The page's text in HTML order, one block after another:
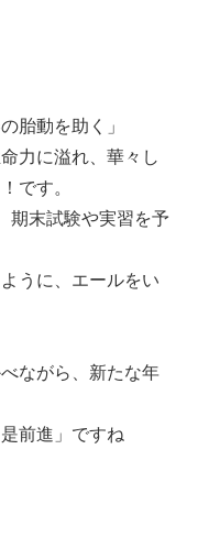
胎動を助く」
力に溢れ、華々し
です。
期末試験や実習を予
うに、エールをい
ながら、新たな年
是前進」ですね